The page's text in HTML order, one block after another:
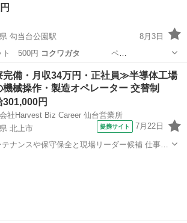
勾当台公園駅
8月3日
ト 500円 コクワガタ
ペ
ア 300円 …当台公園駅 その他 アカアシクワガタ
備・月収34万円・正社員≫半導体工場
機械操作・製造オペレーター 交替制
301,000円
社Harvest Biz Career 仙台営業所
北上市
提携サイト 7月22日
ンスや保守保全と現場リーダー候補 仕事内